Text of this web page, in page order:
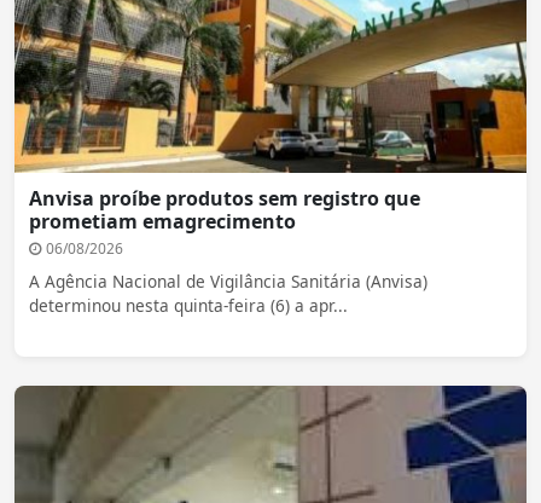
Anvisa proíbe produtos sem registro que
prometiam emagrecimento
06/08/2026
A Agência Nacional de Vigilância Sanitária (Anvisa)
determinou nesta quinta-feira (6) a apr...